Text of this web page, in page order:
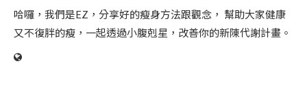
哈囉，我們是EZ，分享好的瘦身方法跟觀念， 幫助大家健康
又不復胖的瘦，一起透過小腹剋星，改善你的新陳代謝計畫。